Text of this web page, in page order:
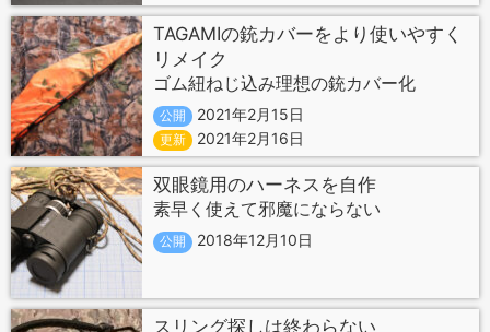
TAGAMIの銃カバーをより使いやすく
リメイク
ゴム紐ねじ込み理想の銃カバー化
公開 2021年2月15日
更新 2021年2月16日
双眼鏡用のハーネスを自作
素早く使えて邪魔にならない
公開 2018年12月10日
スリング探しは終わらない